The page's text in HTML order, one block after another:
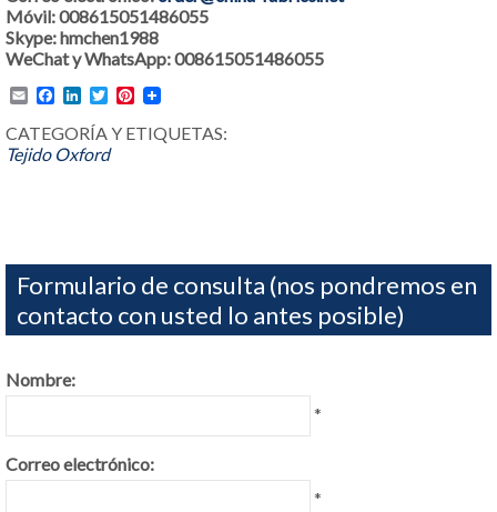
Móvil: 008615051486055
Skype: hmchen1988
WeChat y WhatsApp: 008615051486055
EmailFacebook
LinkedIn
TwitterPinterest
CATEGORÍA Y ETIQUETAS:
Tejido Oxford
Formulario de consulta (nos pondremos en
contacto con usted lo antes posible)
Nombre:
*
Correo electrónico:
*